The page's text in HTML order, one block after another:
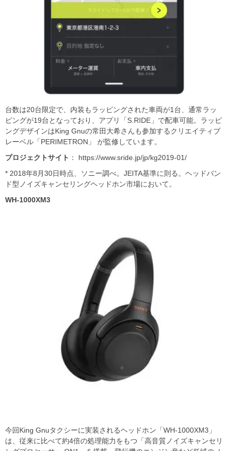
台数は20台限定で、内装もラッピングされた車両が1台、通常ラッ
ピングが19台となっており、アプリ「S.RIDE」で配車可能。ラッピ
ングデザインはKing Gnuの常田大希さんも参加するクリエイティブ
レーベル「PERIMETRON」 が監修しています。
プロジェクトサイト ： https://www.sride.jp/jp/kg2019-01/
* 2018年8月30日時点、ソニー調べ。JEITA基準に則る。ヘッドバン
ド型ノイズキャンセリングヘッドホン市場において。
WH-1000XM3
今回King Gnuタクシーに実装されるヘッドホン「WH-1000XM3」
は、従来に比べて約4倍の処理能力をもつ「高音質ノイズキャンセリ